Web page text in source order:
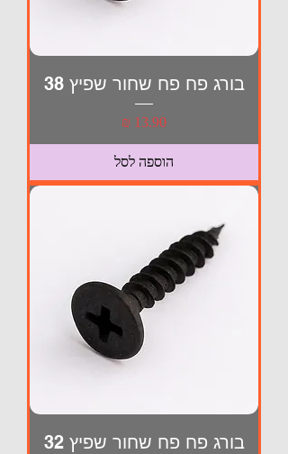
בורג פח פח שחור שפיץ 38
מחיר
הוספה לסל
בורג פח פח שחור שפיץ 32